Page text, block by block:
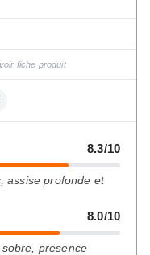
fiche produit
8.3/10
assise profonde et
8.0/10
presence